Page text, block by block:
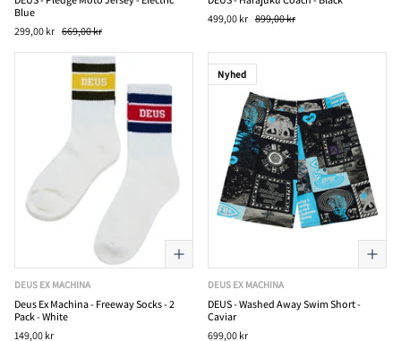
Blue
299,00 kr 669,00 kr
499,00 kr 899,00 kr
DEUS EX MACHINA
Deus Ex Machina - Freeway Socks - 2
Pack - White
149,00 kr
Nyhed
DEUS EX MACHINA
DEUS - Washed Away Swim Short -
Caviar
699,00 kr